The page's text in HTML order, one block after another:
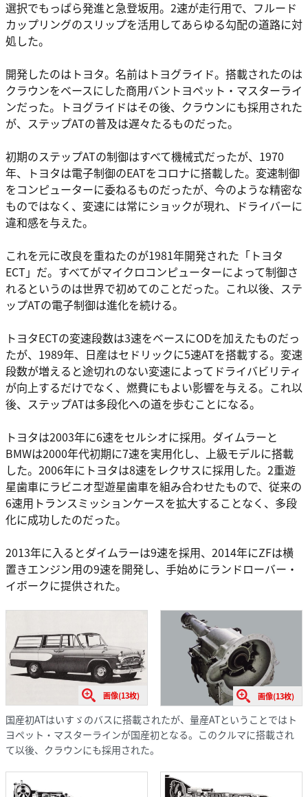
選択でもっぱら発進と急登坂用。2速が走行用で、フルード
カップリングのスリップを活用してあらゆる勾配の道路に対
処した。
開発したのはトヨタ。名前はトヨグライド。搭載されたのは
クラウンをベースにした商用バントヨペット・マスターライ
ンだった。トヨグライドはその後、クラウンにも採用された
が、ステップATの普及は遅々たるものだった。
初期のステップATの制御はすべて機械式だったが、1970
年、トヨタは電子制御のEATをコロナに搭載した。変速制御
をコンピューターに委ねるものだったが、今のような精密な
ものではなく、変速には常にショックが現れ、ドライバーに
違和感を与えた。
これを元に改良を重ねたのが1981年開発された「トヨタ
ECT」だ。すべてがマイクロコンピューターによって制御さ
れるというのは世界で初めてのことだった。これ以後、ステ
ップATの電子制御は進化を続ける。
トヨタECTの変速段数は3速をベースにODを加えたものだっ
たが、1989年、日産はセドリックに5速ATを搭載する。変速
段数が増えると途切れのない変速によってドライバビリティ
が向上するだけでなく、燃費にもよい影響を与える。これ以
後、ステップATは多段化への道を歩むことになる。
トヨタは2003年に6速をセルシオに採用。ダイムラーと
BMWは2000年代初期に7速を実用化し、上級モデルに搭載
した。2006年にトヨタは8速をレクサスに採用した。2重遊
星歯車にラビニオ型遊星歯車を組み合わせたもので、従来の
6速用トランスミッションケースを拡大することなく、多段
化に成功したのだった。
2013年に入るとダイムラーは9速を採用、2014年にZFは横
置きエンジン用の9速を開発し、手始めにランドローバー・
イボークに提供された。
画像(13枚) 画像(13枚)
国産初ATはいすゞのバスに搭載されたが、量産ATということではト
ヨペット・マスターラインが国産初となる。このクルマに搭載され
て以後、クラウンにも採用された。